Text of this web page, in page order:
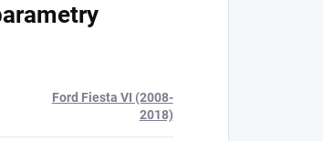
Ford Fiesta VI (2008-
2018)